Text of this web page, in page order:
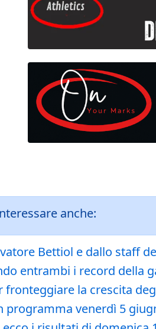
anche:
Bettiol e dallo staff
entrambi i record della
fronteggiare la crescita
venerdì 5